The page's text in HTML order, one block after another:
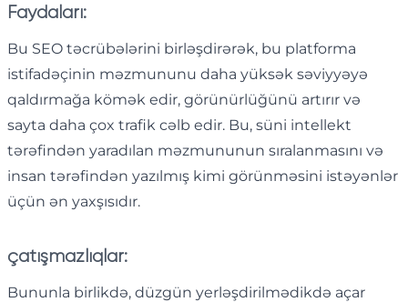
Faydaları:
Bu SEO təcrübələrini birləşdirərək, bu platforma
istifadəçinin məzmununu daha yüksək səviyyəyə
qaldırmağa kömək edir, görünürlüğünü artırır və
sayta daha çox trafik cəlb edir. Bu, süni intellekt
tərəfindən yaradılan məzmununun sıralanmasını və
insan tərəfindən yazılmış kimi görünməsini istəyənlər
üçün ən yaxşısıdır.
çatışmazlıqlar:
Bununla birlikdə, düzgün yerləşdirilmədikdə açar